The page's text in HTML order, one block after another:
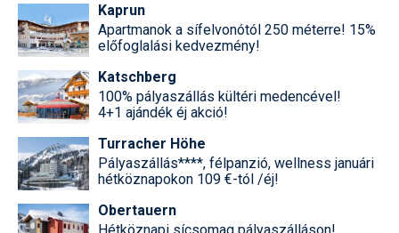
Kaprun
Apartmanok a sífelvonótól 250 méterre! 15%
előfoglalási kedvezmény!
Katschberg
100% pályaszállás kültéri medencével!
4+1 ajándék éj akció!
Turracher Höhe
Pályaszállás****, félpanzió, wellness januári
hétköznapokon 109 €-tól /éj!
Obertauern